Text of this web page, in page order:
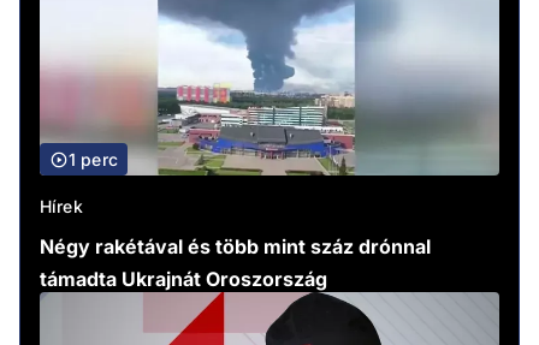
1 perc
Hírek
Négy rakétával és több mint száz drónnal
támadta Ukrajnát Oroszország